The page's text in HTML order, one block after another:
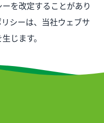
を改定することがあり
シーは、当社ウェブサ
じます。